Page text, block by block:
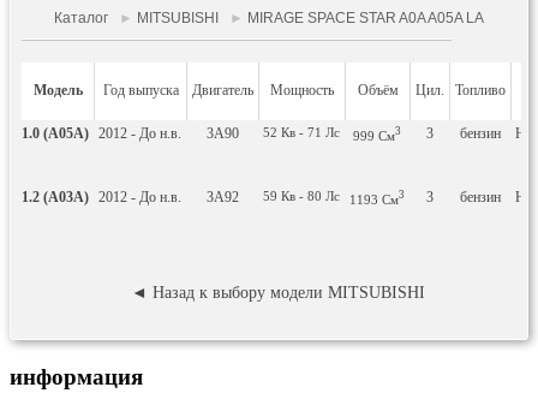
Каталог► MITSUBISHI ► MIRAGE SPACE STAR A0A A05A LA
Модель Год выпуска Двигатель Мощность Объём Цил. Топливо
1.0 (A05A) 2012 - До н.в. 3A90 52 Кв - 71 Лс 999 См3 3 бензин
1.2 (A03A) 2012 - До н.в. 3A92 59 Кв - 80 Лс 1193 См3 3 бензин
◄ Назад к выбору модели MITSUBISHI
информация